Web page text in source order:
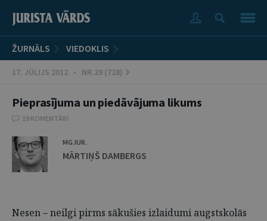
ŽURNĀLS VIEDOKLIS
17. JŪLIJS 2012 • NR.29 (728)
Pieprasījuma un piedāvājuma likums
19 KOMENTĀRI
MG.IUR.
MĀRTIŅŠ DAMBERGS
Nesen – neilgi pirms sākušies izlaidumi augstskolās